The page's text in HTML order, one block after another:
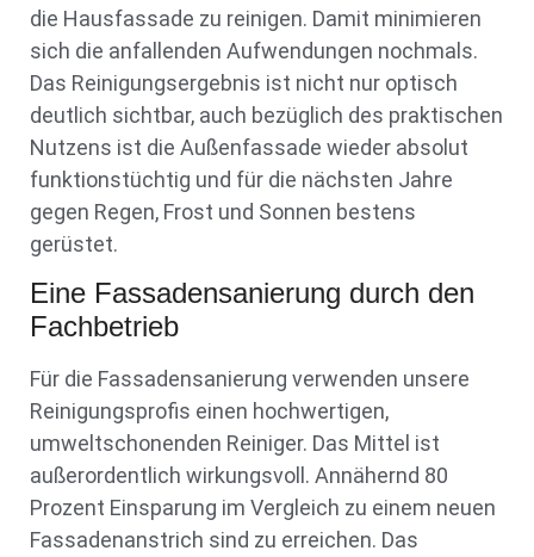
die Hausfassade zu reinigen. Damit minimieren
sich die anfallenden Aufwendungen nochmals.
Das Reinigungsergebnis ist nicht nur optisch
deutlich sichtbar, auch bezüglich des praktischen
Nutzens ist die Außenfassade wieder absolut
funktionstüchtig und für die nächsten Jahre
gegen Regen, Frost und Sonnen bestens
gerüstet.
Eine Fassadensanierung durch den
Fachbetrieb
Für die Fassadensanierung verwenden unsere
Reinigungsprofis einen hochwertigen,
umweltschonenden Reiniger. Das Mittel ist
außerordentlich wirkungsvoll. Annähernd 80
Prozent Einsparung im Vergleich zu einem neuen
Fassadenanstrich sind zu erreichen. Das